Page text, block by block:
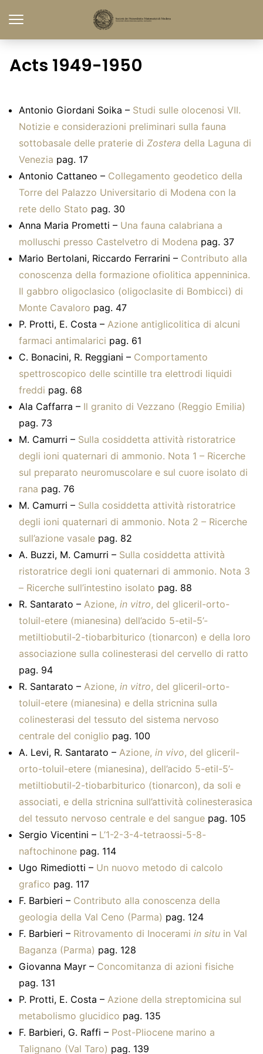
Acts 1949-1950
Antonio Giordani Soika – Studi sulle olocenosi VII.
Notizie e considerazioni preliminari sulla fauna
sottobasale delle praterie di Zostera della Laguna di
Venezia pag. 17
Antonio Cattaneo – Collegamento geodetico della
Torre del Palazzo Universitario di Modena con la
rete dello Stato pag. 30
Anna Maria Prometti – Una fauna calabriana a
molluschi presso Castelvetro di Modena pag. 37
Mario Bertolani, Riccardo Ferrarini – Contributo alla
conoscenza della formazione ofiolitica appenninica.
Il gabbro oligoclasico (oligoclasite di Bombicci) di
Monte Cavaloro pag. 47
P. Protti, E. Costa – Azione antiglicolitica di alcuni
farmaci antimalarici pag. 61
C. Bonacini, R. Reggiani – Comportamento
spettroscopico delle scintille tra elettrodi liquidi
freddi pag. 68
Ala Caffarra – Il granito di Vezzano (Reggio Emilia)
pag. 73
M. Camurri – Sulla cosiddetta attività ristoratrice
degli ioni quaternari di ammonio. Nota 1 – Ricerche
sul preparato neuromuscolare e sul cuore isolato di
rana pag. 76
M. Camurri – Sulla cosiddetta attività ristoratrice
degli ioni quaternari di ammonio. Nota 2 – Ricerche
sull’azione vasale pag. 82
A. Buzzi, M. Camurri – Sulla cosiddetta attività
ristoratrice degli ioni quaternari di ammonio. Nota 3
– Ricerche sull’intestino isolato pag. 88
R. Santarato – Azione, in vitro, del gliceril-orto-
toluil-etere (mianesina) dell’acido 5-etil-5’-
metiltiobutil-2-tiobarbiturico (tionarcon) e della loro
associazione sulla colinesterasi del cervello di ratto
pag. 94
R. Santarato – Azione, in vitro, del gliceril-orto-
toluil-etere (mianesina) e della stricnina sulla
colinesterasi del tessuto del sistema nervoso
centrale del coniglio pag. 100
A. Levi, R. Santarato – Azione, in vivo, del gliceril-
orto-toluil-etere (mianesina), dell’acido 5-etil-5’-
metiltiobutil-2-tiobarbiturico (tionarcon), da soli e
associati, e della stricnina sull’attività colinesterasica
del tessuto nervoso centrale e del sangue pag. 105
Sergio Vicentini – L’1-2-3-4-tetraossi-5-8-
naftochinone pag. 114
Ugo Rimediotti – Un nuovo metodo di calcolo
grafico pag. 117
F. Barbieri – Contributo alla conoscenza della
geologia della Val Ceno (Parma) pag. 124
F. Barbieri – Ritrovamento di Inocerami in situ in Val
Baganza (Parma) pag. 128
Giovanna Mayr – Concomitanza di azioni fisiche
pag. 131
P. Protti, E. Costa – Azione della streptomicina sul
metabolismo glucidico pag. 135
F. Barbieri, G. Raffi – Post-Pliocene marino a
Talignano (Val Taro) pag. 139